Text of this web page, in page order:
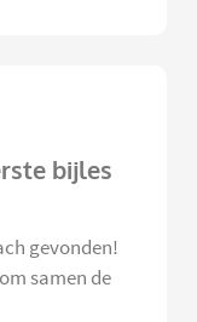
bijles
gevonden!
samen de